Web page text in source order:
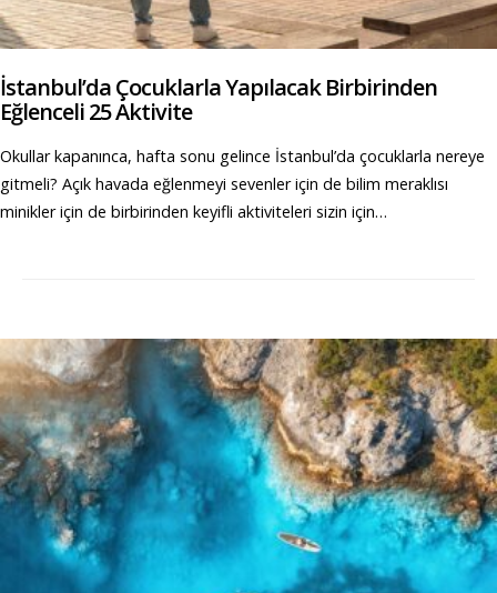
İstanbul’da Çocuklarla Yapılacak Birbirinden
Eğlenceli 25 Aktivite
Okullar kapanınca, hafta sonu gelince İstanbul’da çocuklarla nereye
gitmeli? Açık havada eğlenmeyi sevenler için de bilim meraklısı
minikler için de birbirinden keyifli aktiviteleri sizin için…